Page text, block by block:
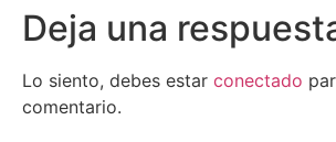
Deja una
Lo siento, debes estar conectado
comentario.